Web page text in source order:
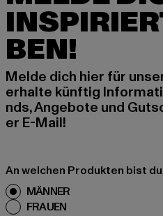
BEN!
Melde dich hier für
erhalte künftig
nds, Angebote und
er E-Mail!
An welchen Produkten bist
MÄNNER
FRAUEN